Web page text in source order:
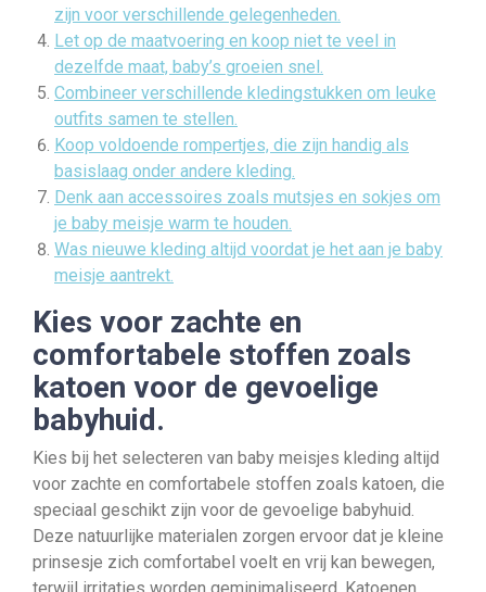
zijn voor verschillende gelegenheden.
Let op de maatvoering en koop niet te veel in
dezelfde maat, baby’s groeien snel.
Combineer verschillende kledingstukken om leuke
outfits samen te stellen.
Koop voldoende rompertjes, die zijn handig als
basislaag onder andere kleding.
Denk aan accessoires zoals mutsjes en sokjes om
je baby meisje warm te houden.
Was nieuwe kleding altijd voordat je het aan je baby
meisje aantrekt.
Kies voor zachte en
comfortabele stoffen zoals
katoen voor de gevoelige
babyhuid.
Kies bij het selecteren van baby meisjes kleding altijd
voor zachte en comfortabele stoffen zoals katoen, die
speciaal geschikt zijn voor de gevoelige babyhuid.
Deze natuurlijke materialen zorgen ervoor dat je kleine
prinsesje zich comfortabel voelt en vrij kan bewegen,